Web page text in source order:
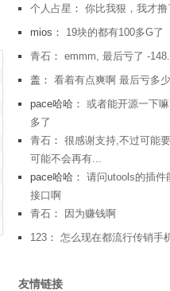
个人占星 ： 你比我狠，我才撸
mios： 19块的都有100多G了
青石： emmm, 最后亏了 -
盖： 看着有点爽啊 最后亏多
pace哈哈： 或者能开源一下
多了
青石： 很感谢支持,不过可能
可能不会再有...
pace哈哈： 请问utools的插件
接口啊
青石：
因为赚钱啊
123： 怎么现在都流行传销手
友情链接